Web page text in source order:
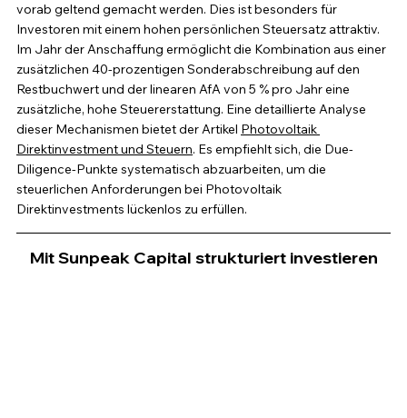
vorab geltend gemacht werden. Dies ist besonders für
Investoren mit einem hohen persönlichen Steuersatz attraktiv.
Im Jahr der Anschaffung ermöglicht die Kombination aus einer
zusätzlichen 40-prozentigen Sonderabschreibung auf den
Restbuchwert und der linearen AfA von 5 % pro Jahr eine
zusätzliche, hohe Steuererstattung. Eine detaillierte Analyse
dieser Mechanismen bietet der Artikel Photovoltaik
Direktinvestment und Steuern. Es empfiehlt sich, die Due-
Diligence-Punkte systematisch abzuarbeiten, um die
steuerlichen Anforderungen bei Photovoltaik
Direktinvestments lückenlos zu erfüllen.
Mit Sunpeak Capital strukturiert investieren